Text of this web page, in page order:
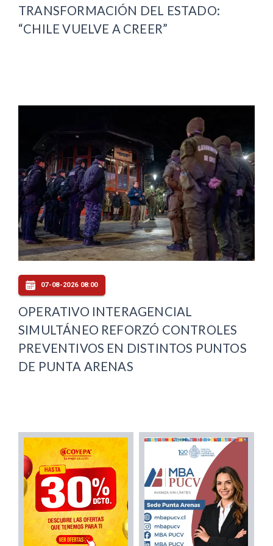
TRANSFORMACIÓN DEL ESTADO:
“CHILE VUELVE A CREER”
07-08-2026 08:00
OPERATIVO INTERAGENCIAL
SIMULTÁNEO REFORZÓ CONTROLES
PREVENTIVOS EN DISTINTOS PUNTOS
DE PUNTA ARENAS